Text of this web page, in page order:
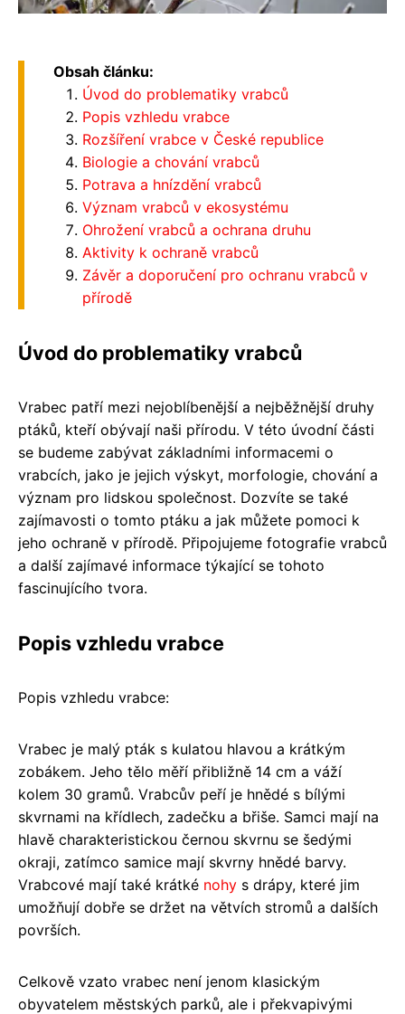
Obsah článku:
Úvod do problematiky vrabců
Popis vzhledu vrabce
Rozšíření vrabce v České republice
Biologie a chování vrabců
Potrava a hnízdění vrabců
Význam vrabců v ekosystému
Ohrožení vrabců a ochrana druhu
Aktivity k ochraně vrabců
Závěr a doporučení pro ochranu vrabců v
přírodě
Úvod do problematiky vrabců
Vrabec patří mezi nejoblíbenější a nejběžnější druhy
ptáků, kteří obývají naši přírodu. V této úvodní části
se budeme zabývat základními informacemi o
vrabcích, jako je jejich výskyt, morfologie, chování a
význam pro lidskou společnost. Dozvíte se také
zajímavosti o tomto ptáku a jak můžete pomoci k
jeho ochraně v přírodě. Připojujeme fotografie vrabců
a další zajímavé informace týkající se tohoto
fascinujícího tvora.
Popis vzhledu vrabce
Popis vzhledu vrabce:
Vrabec je malý pták s kulatou hlavou a krátkým
zobákem. Jeho tělo měří přibližně 14 cm a váží
kolem 30 gramů. Vrabcův peří je hnědé s bílými
skvrnami na křídlech, zadečku a břiše. Samci mají na
hlavě charakteristickou černou skvrnu se šedými
okraji, zatímco samice mají skvrny hnědé barvy.
Vrabcové mají také krátké nohy s drápy, které jim
umožňují dobře se držet na větvích stromů a dalších
površích.
Celkově vzato vrabec není jenom klasickým
obyvatelem městských parků, ale i překvapivými